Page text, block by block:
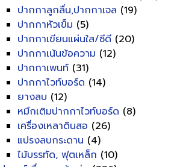
ปากกาลูกลื่น,ปากกาเจล (19)
ปากกาหัวเข็ม (5)
ปากกาเขียนแผ่นใส/ซีดี (20)
ปากกาเน้นข้อความ (12)
ปากกาเพนท์ (31)
ปากกาไวท์บอร์ด (14)
ยางลบ (12)
หมึกเติมปากกาไวท์บอร์ด (8)
เครื่องเหลาดินสอ (26)
แปรงลบกระดาน (4)
ไม้บรรทัด, ฟุตเหล็ก (10)